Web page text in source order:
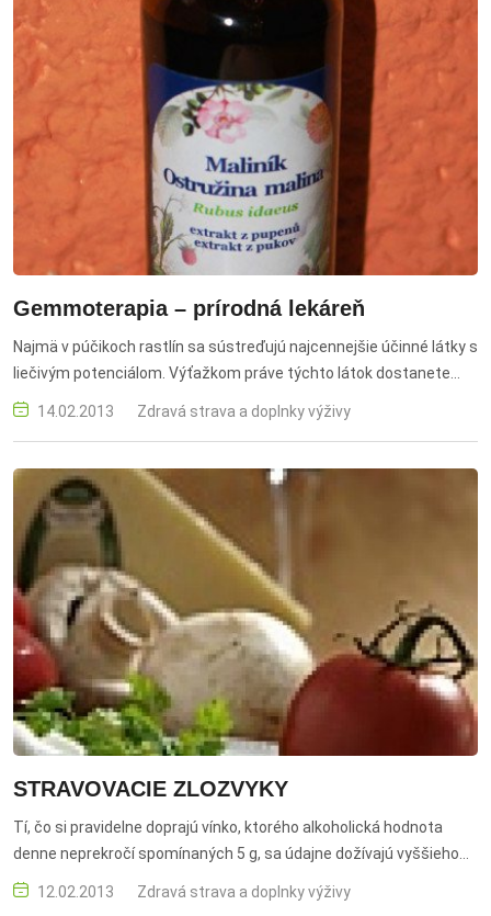
Gemmoterapia – prírodná lekáreň
Najmä v púčikoch rastlín sa sústreďujú najcennejšie účinné látky s
liečivým potenciálom. Výťažkom práve týchto látok dostanete
mimoriadne silný liek na jednotlivé choroby.
14.02.2013 Zdravá strava a doplnky výživy
STRAVOVACIE ZLOZVYKY
Tí, čo si pravidelne doprajú vínko, ktorého alkoholická hodnota
denne neprekročí spomínaných 5 g, sa údajne dožívajú vyššieho
veku ako abstinenti.
12.02.2013 Zdravá strava a doplnky výživy